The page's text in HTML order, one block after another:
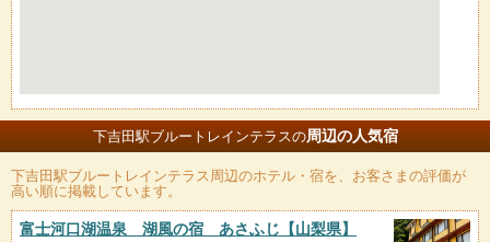
下吉田駅ブルートレインテラスの周辺の人気宿
下吉田駅ブルートレインテラス周辺のホテル・宿を、お客さまの評価が
高い順に掲載しています。
富士河口湖温泉 湖風の宿 あさふじ 【山梨県】